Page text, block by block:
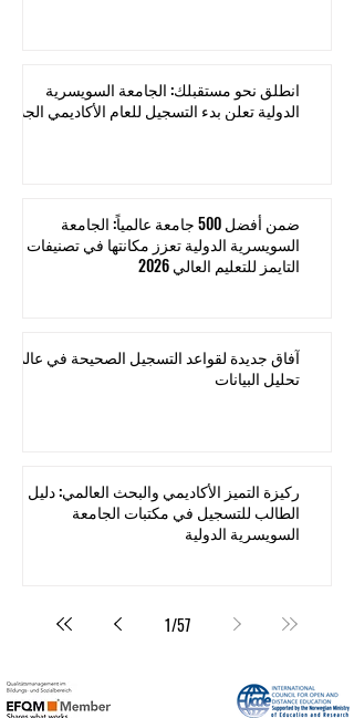
انطلق نحو مستقبلك: الجامعة السويسرية
الدولية تعلن بدء التسجيل للعام الأكاديمي الجديد
ضمن أفضل 500 جامعة عالمياً: الجامعة
السويسرية الدولية تعزز مكانتها في تصنيفات
التايمز للتعليم العالي 2026
آفاق جديدة لقواعد التسجيل الصحيحة في عالم
تحليل البيانات
ركيزة التميز الأكاديمي والبحث العالمي: دليل
الطالب للتسجيل في مكتبات الجامعة
السويسرية الدولية
1/57